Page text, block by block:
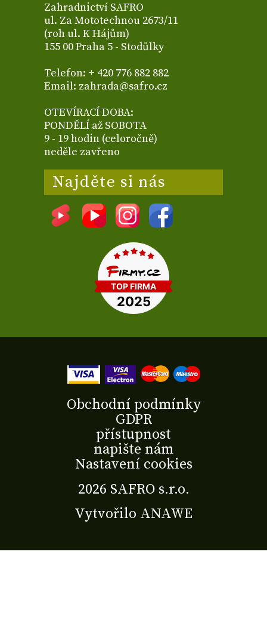
Zahradnictví SAFRO
ul. Za Mototechnou 2673/11
(roh ul. K Hájům)
155 00 Praha 5 - Stodůlky
Telefon: + 420 776 882 882
Email: zahrada@safro.cz
OTEVÍRACÍ DOBA:
PONDĚLÍ až SOBOTA
9 - 19 hodin (celoročně)
neděle zavřeno
Najděte si nás
2026 SAFRO s.r.o.
Vytvořilo ANAWE
Obchodní podmínky
GDPR
přístupnost
napište nám
Nastavení cookies